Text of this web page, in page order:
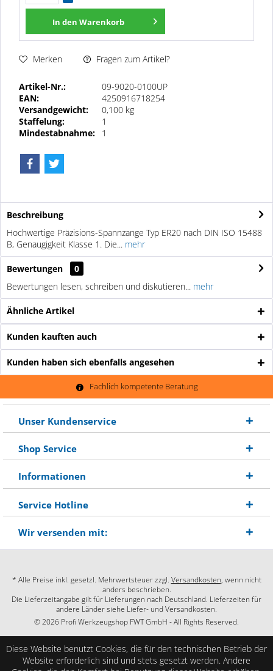
In den Warenkorb
Merken Fragen zum Artikel?
Artikel-Nr.:
09-9020-0100UP
EAN:
4250916718254
Versandgewicht:
0,100 kg
Staffelung:
1
Mindestabnahme:
1
Beschreibung
Hochwertige Präzisions-Spannzange Typ ER20 nach DIN ISO 15488
B, Genaugigkeit Klasse 1. Die... mehr
Bewertungen
0
Bewertungen lesen, schreiben und diskutieren... mehr
Ähnliche Artikel
Kunden kauften auch
Kunden haben sich ebenfalls angesehen
Fachlich kompetente Beratung
Unser Kundenservice
Shop Service
Informationen
Service Hotline
Wir versenden mit:
* Alle Preise inkl. gesetzl. Mehrwertsteuer zzgl. Versandkosten, wenn nicht
anders beschrieben.
Die Lieferzeitangabe gilt für Lieferungen nach Deutschland. Lieferzeiten für
andere Länder siehe Liefer- und Versandkosten.
© 2026 Profi Werkzeugshop FWT GmbH - All Rights Reserved.
Diese Website benutzt Cookies, die für den technischen Betrieb der
Website erforderlich sind und stets gesetzt werden. Andere